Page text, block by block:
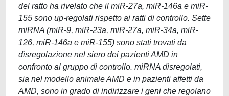
del ratto ha rivelato che il miR-27a, miR-146a e miR-
155 sono up-regolati rispetto ai ratti di controllo. Sette
miRNA (miR-9, miR-23a, miR-27a, miR-34a, miR-
126, miR-146a e miR-155) sono stati trovati da
disregolazione nel siero dei pazienti AMD in
confronto al gruppo di controllo. miRNA disregolati,
sia nel modello animale AMD e in pazienti affetti da
AMD, sono in grado di indirizzare i geni che regolano